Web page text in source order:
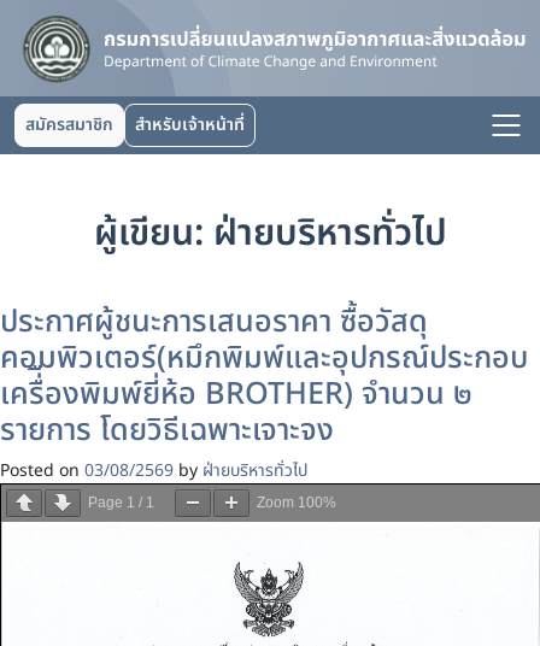
สมัครสมาชิก สำหรับเจ้าหน้าที่
ผู้เขียน: ฝ่ายบริหารทั่วไป
ประกาศผู้ชนะการเสนอราคา ซื้อวัสดุ
คอมพิวเตอร์(หมึกพิมพ์และอุปกรณ์ประกอบ
เครื่ืองพิมพ์ยี่ห้อ BROTHER) จำนวน ๒
รายการ โดยวิธีเฉพาะเจาะจง
Posted on 03/08/2569 by ฝ่ายบริหารทั่วไป
Page 1 / 1 Zoom 100%